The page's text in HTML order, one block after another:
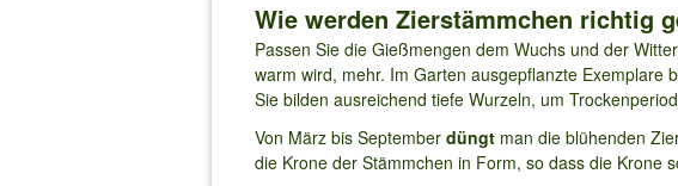
Wie werden Zierstämmchen richtig
Passen Sie die Gießmengen dem Wuchs und der
warm wird, mehr. Im Garten ausgepflanzte Exemplare
Sie bilden ausreichend tiefe Wurzeln, um
Von März bis September düngtman die blühenden
die Krone der Stämmchen in Form, so dass die Krone